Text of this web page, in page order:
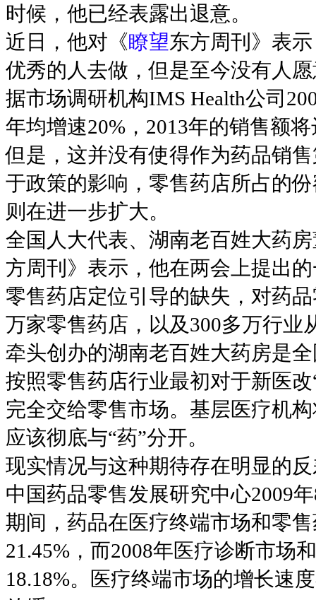
时候，他已经表露出退意。
近日，他对《瞭望东方周刊》表
优秀的人去做，但是至今没有人
据市场调研机构IMS Health公司
年均增速20%，2013年的销售额
但是，这并没有使得作为药品销
于政策的影响，零售药店所占的
则在进一步扩大。
全国人大代表、湖南老百姓大药
方周刊》表示，他在两会上提出
零售药店定位引导的缺失，对药
万家零售药店，以及300多万行业
牵头创办的湖南老百姓大药房是
按照零售药店行业最初对于新医
完全交给零售市场。基层医疗机
应该彻底与“药”分开。
现实情况与这种期待存在明显的
中国药品零售发展研究中心2009
期间，药品在医疗终端市场和零
21.45%，而2008年医疗诊断市场
18.18%。医疗终端市场的增长速